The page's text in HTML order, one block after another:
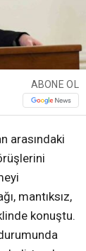
ABONE OL
arasındaki
mantıksız,
konuştu.